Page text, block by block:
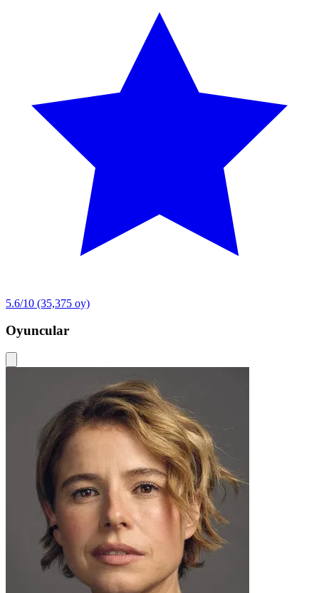
5.6/10 (35,375 oy)
Oyuncular